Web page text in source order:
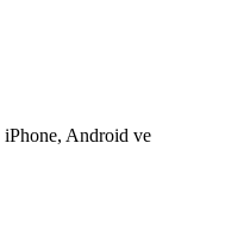
Android ve